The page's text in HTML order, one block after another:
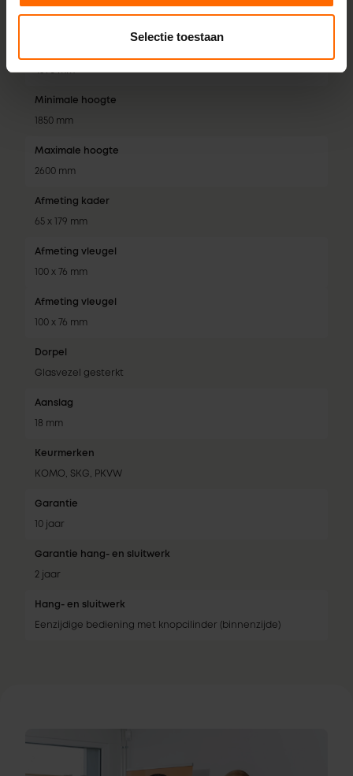
Selectie toestaan
4590 mm
Minimale hoogte
1850 mm
Maximale hoogte
2600 mm
Afmeting kader
65 x 179 mm
Afmeting vleugel
100 x 76 mm
Afmeting vleugel
100 x 76 mm
Dorpel
Glasvezel gesterkt
Aanslag
18 mm
Keurmerken
KOMO, SKG, PKVW
Garantie
10 jaar
Garantie hang- en sluitwerk
2 jaar
Hang- en sluitwerk
Eenzijdige bediening met knopcilinder (binnenzijde)